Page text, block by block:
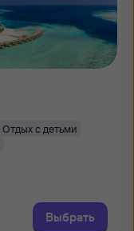
Отдых с детьми
Выбрать